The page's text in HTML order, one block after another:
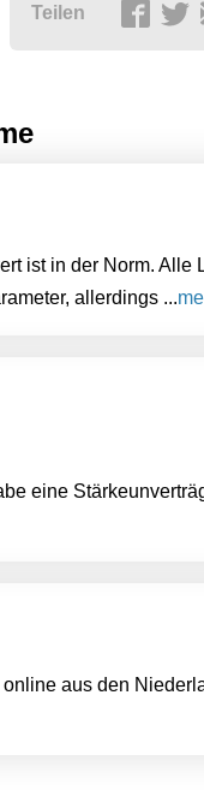
Teilen
ist in der Norm. Alle
allerdings ...
eine
aus den